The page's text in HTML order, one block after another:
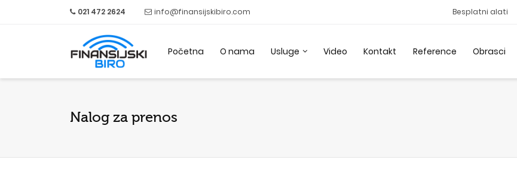
021 472 2624 info@finansijskibiro.com Besplatni alati
Početna O nama Usluge Video Kontakt Reference Obrasci
Nalog za prenos